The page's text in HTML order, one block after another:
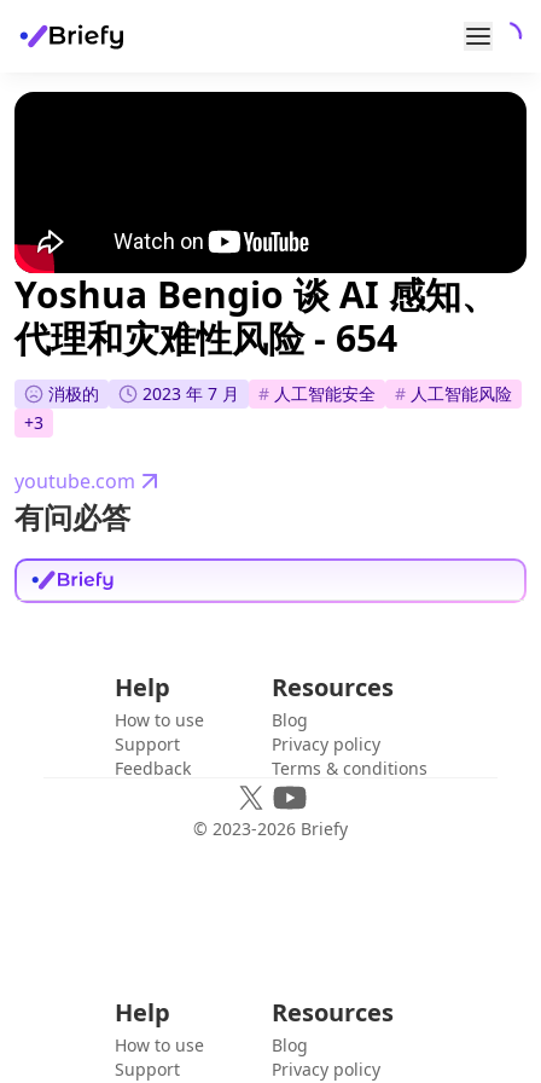
Yoshua Bengio 谈 AI 感知、
代理和灾难性风险 - 654
消极的 2023 年 7 月 # 人工智能安全 # 人工智能风险
+3
youtube.com
有问必答
Help
How to use
Support
Feedback
Resources
Blog
Privacy policy
Terms & conditions
© 2023-2026 Briefy
Help
How to use
Support
Resources
Blog
Privacy policy